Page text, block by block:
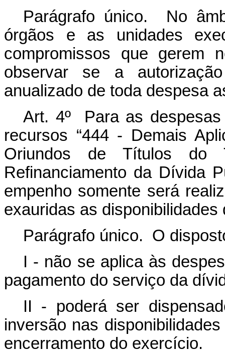
Parágrafo único. No
órgãos e as unidades
compromissos que gerem
observar se a
anualizado de toda despesa
Art. 4º Para as
recursos “444 - Demais
Oriundos de Títulos do
Refinanciamento da Dívida
empenho somente será
exauridas as
Parágrafo único. O
I - não se aplica às
pagamento do serviço da
II - poderá ser
inversão nas
encerramento do exercício.